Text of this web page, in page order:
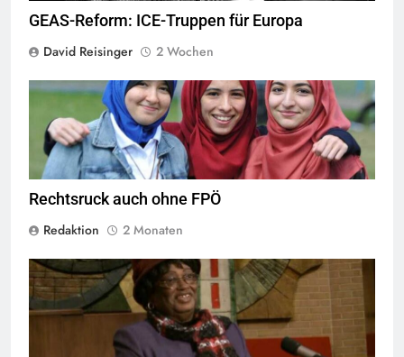
GEAS-Reform: ICE-Truppen für Europa
David Reisinger
2 Wochen
Das Kopftuchverbot hat nur den Zweck Muslime zu stigmatisieren,
Quelle©CC-BY-2.0
Rechtsruck auch ohne FPÖ
Redaktion
2 Monaten
By "FanSmiles" on YouTube, © CC-BY 3.0